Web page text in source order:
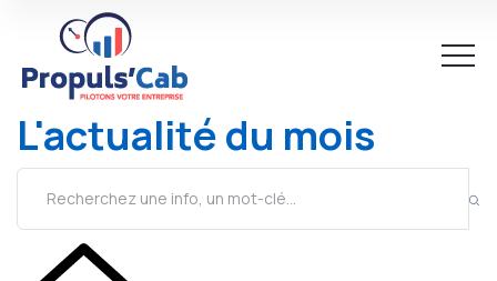
L'actualité du mois